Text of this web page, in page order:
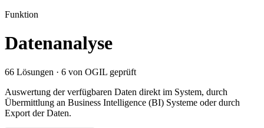
Funktion
Datenanalyse
66 Lösungen · 6 von OGIL geprüft
Auswertung der verfügbaren Daten direkt im System, durch
Übermittlung an Business Intelligence (BI) Systeme oder durch
Export der Daten.